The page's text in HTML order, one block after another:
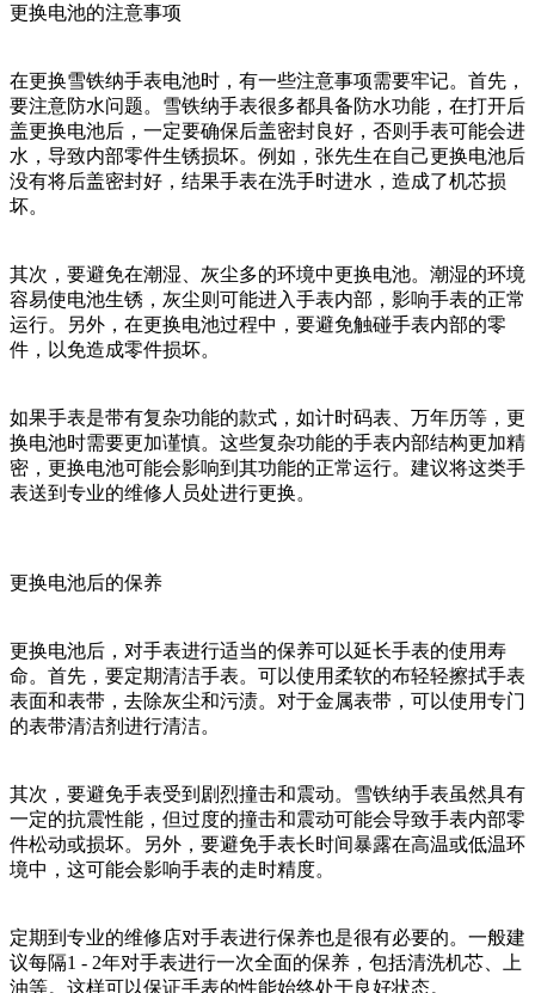
更换电池的注意事项
在更换雪铁纳手表电池时，有一些注意事项需要牢记。首先，
要注意防水问题。雪铁纳手表很多都具备防水功能，在打开后
盖更换电池后，一定要确保后盖密封良好，否则手表可能会进
水，导致内部零件生锈损坏。例如，张先生在自己更换电池后
没有将后盖密封好，结果手表在洗手时进水，造成了机芯损
坏。
其次，要避免在潮湿、灰尘多的环境中更换电池。潮湿的环境
容易使电池生锈，灰尘则可能进入手表内部，影响手表的正常
运行。另外，在更换电池过程中，要避免触碰手表内部的零
件，以免造成零件损坏。
如果手表是带有复杂功能的款式，如计时码表、万年历等，更
换电池时需要更加谨慎。这些复杂功能的手表内部结构更加精
密，更换电池可能会影响到其功能的正常运行。建议将这类手
表送到专业的维修人员处进行更换。
更换电池后的保养
更换电池后，对手表进行适当的保养可以延长手表的使用寿
命。首先，要定期清洁手表。可以使用柔软的布轻轻擦拭手表
表面和表带，去除灰尘和污渍。对于金属表带，可以使用专门
的表带清洁剂进行清洁。
其次，要避免手表受到剧烈撞击和震动。雪铁纳手表虽然具有
一定的抗震性能，但过度的撞击和震动可能会导致手表内部零
件松动或损坏。另外，要避免手表长时间暴露在高温或低温环
境中，这可能会影响手表的走时精度。
定期到专业的维修店对手表进行保养也是很有必要的。一般建
议每隔1 - 2年对手表进行一次全面的保养，包括清洗机芯、上
油等。这样可以保证手表的性能始终处于良好状态。